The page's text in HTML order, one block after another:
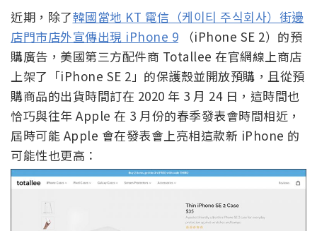
近期，除了韓國當地 KT 電信（케이티 주식회사）街邊
店門市店外宣傳出現 iPhone 9 （iPhone SE 2）的預
購廣告，美國第三方配件商 Totallee 在官網線上商店
上架了「iPhone SE 2」的保護殼並開放預購，且從預
購商品的出貨時間訂在 2020 年 3 月 24 日，這時間也
恰巧與往年 Apple 在 3 月份的春季發表會時間相近，
屆時可能 Apple 會在發表會上亮相這款新 iPhone 的
可能性也更高：